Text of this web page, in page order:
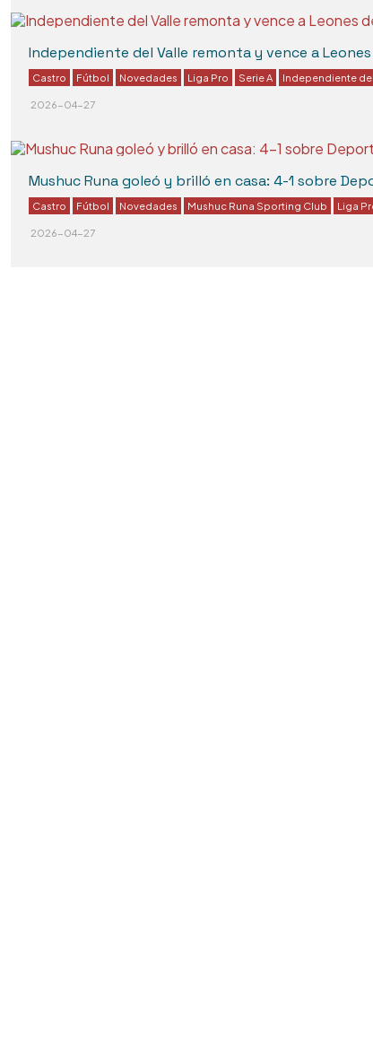
Independiente del Valle remonta y vence a
Castro Fútbol Novedades Liga Pro Serie A Independiente
2026-04-27
Mushuc Runa goleó y brilló en casa: 4-1 sobre
Castro Fútbol Novedades Mushuc Runa Sporting Club Liga
2026-04-27